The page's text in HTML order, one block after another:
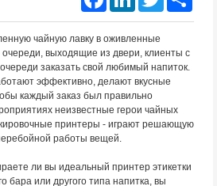
чайную лавку в оживленные
выходящие из двери, клиенты с
заказать свой любимый напиток.
эффективно, делают вкусные
каждый заказ был правильно
неизвестные герои чайных
принтеры - играют решающую
работы вещей.
ли вы идеальный принтер этикетки
бара или другого типа напитка, вы